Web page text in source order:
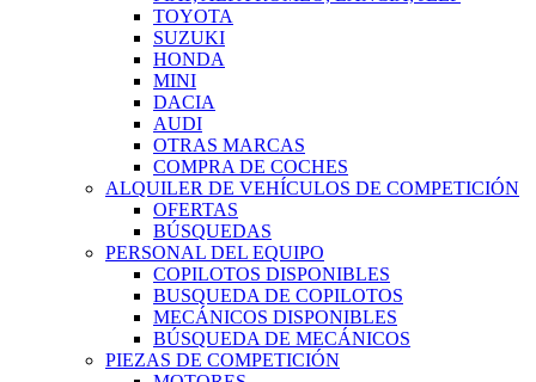
TOYOTA
SUZUKI
HONDA
MINI
DACIA
AUDI
OTRAS MARCAS
COMPRA DE COCHES
ALQUILER DE VEHÍCULOS DE COMPETICIÓN
OFERTAS
BÚSQUEDAS
PERSONAL DEL EQUIPO
COPILOTOS DISPONIBLES
BUSQUEDA DE COPILOTOS
MECÁNICOS DISPONIBLES
BÚSQUEDA DE MECÁNICOS
PIEZAS DE COMPETICIÓN